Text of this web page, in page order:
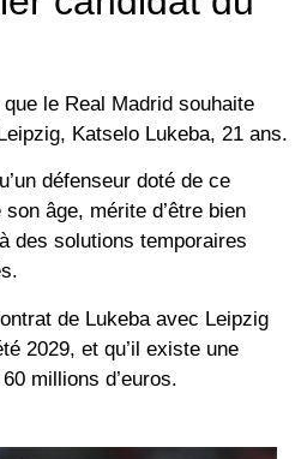
le Real Madrid souhaite
Katselo Lukeba, 21 ans.
défenseur doté de ce
âge, mérite d’être bien
des solutions temporaires
de Lukeba avec Leipzig
2029, et qu’il existe une
millions d’euros.